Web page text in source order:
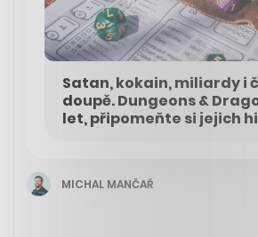
Satan, kokain, miliardy i
doupě. Dungeons &
let, připomeňte si jejich
MICHAL MANČAŘ